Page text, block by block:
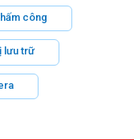
công
lưu trữ